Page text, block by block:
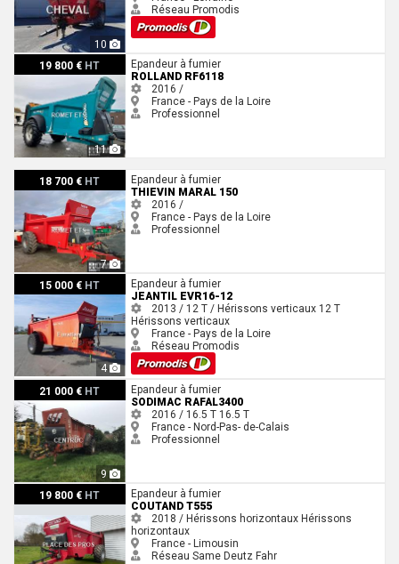
10
Réseau Promodis
19 800 € HT
11
Rolland RF6118
Epandeur à fumier
ROLLAND RF6118
2016 /
France - Pays de la Loire
Professionnel
18 700 € HT
7
Thievin MARAL 150
Epandeur à fumier
THIEVIN MARAL 150
2016 /
France - Pays de la Loire
Professionnel
15 000 € HT
4
Jeantil EVR16-12
Epandeur à fumier
JEANTIL EVR16-12
2013 / 12 T / Hérissons verticaux 12 T
Hérissons verticaux
France - Pays de la Loire
Réseau Promodis
21 000 € HT
9
Sodimac RAFAL3400
Epandeur à fumier
SODIMAC RAFAL3400
2016 / 16.5 T 16.5 T
France - Nord-Pas- de-Calais
Professionnel
19 800 € HT
Coutand T555
Epandeur à fumier
COUTAND T555
2018 / Hérissons horizontaux Hérissons
horizontaux
France - Limousin
Réseau Same Deutz Fahr